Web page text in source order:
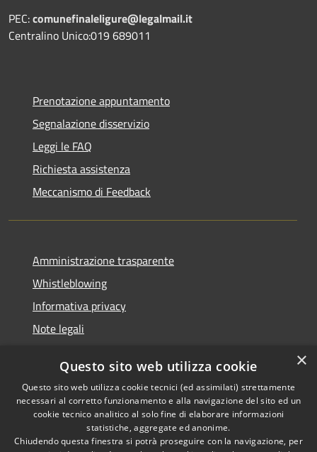
PEC:comunefinaleligure@legalmail.it
Centralino Unico:019 689011
Prenotazione appuntamento
Segnalazione disservizio
Leggi le FAQ
Richiesta assistenza
Meccanismo di Feedback
Amministrazione trasparente
Whistleblowing
Informativa privacy
Note legali
Segnalazioni di inaccessibilità
RSS Copyright © 2026 • Comune di
×
Questo sito web utilizza cookie
Questo sito web utilizza cookie tecnici (ed assimilati) strettamente
necessari al corretto funzionamento e alla navigazione del sito ed un
cookie tecnico analitico al solo fine di elaborare informazioni
statistiche, aggregate ed anonime.
Chiudendo questa finestra si potrà proseguire con la navigazione, per